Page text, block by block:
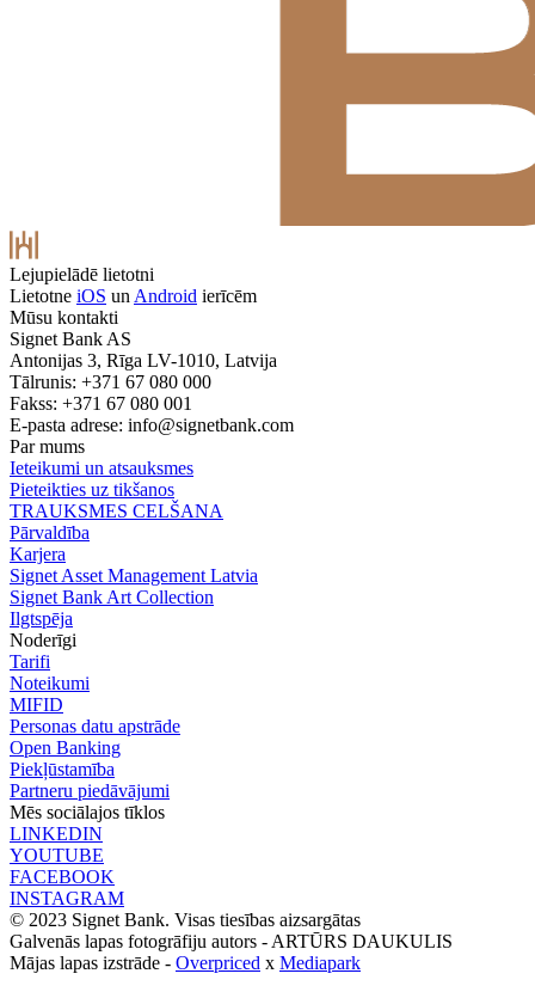
Lejupielādē lietotni
Lietotne iOS un Android ierīcēm
Mūsu kontakti
Signet Bank AS
Antonijas 3, Rīga LV-1010, Latvija
Tālrunis: +371 67 080 000
Fakss: +371 67 080 001
E-pasta adrese: info@signetbank.com
Par mums
Ieteikumi un atsauksmes
Pieteikties uz tikšanos
TRAUKSMES CELŠANA
Pārvaldība
Karjera
Signet Asset Management Latvia
Signet Bank Art Collection
Ilgtspēja
Noderīgi
Tarifi
Noteikumi
MIFID
Personas datu apstrāde
Open Banking
Piekļūstamība
Partneru piedāvājumi
Mēs sociālajos tīklos
LINKEDIN
YOUTUBE
FACEBOOK
INSTAGRAM
© 2023 Signet Bank. Visas tiesības aizsargātas
Galvenās lapas fotogrāfiju autors - ARTŪRS DAUKULIS
Mājas lapas izstrāde - Overpriced x Mediapark